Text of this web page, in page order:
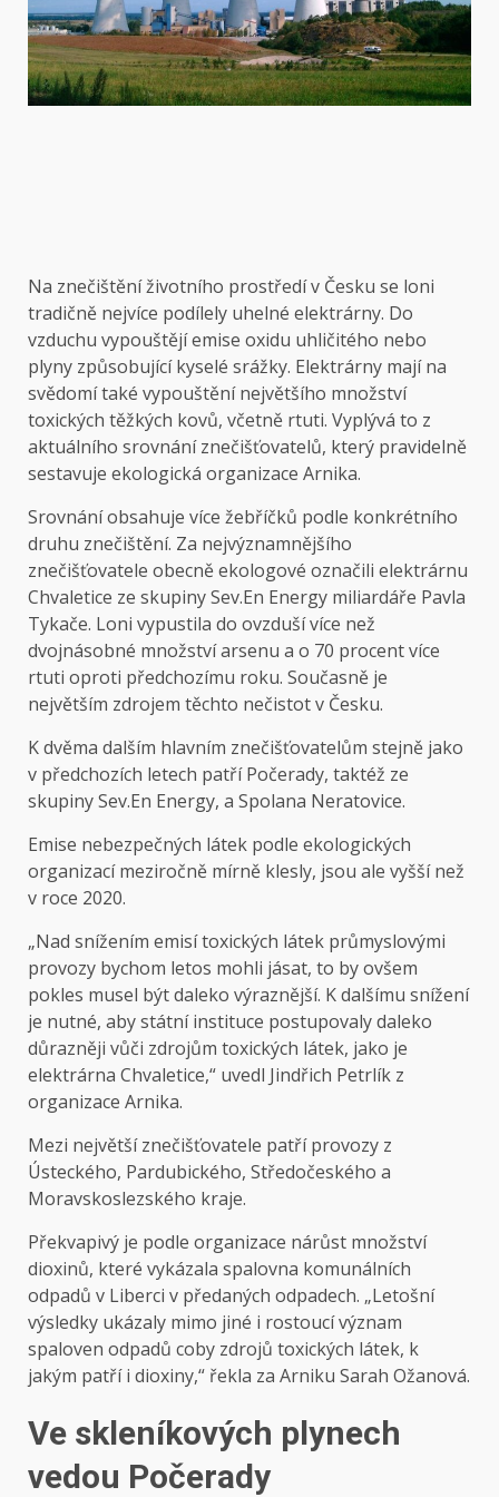
Na znečištění životního prostředí v Česku se loni
tradičně nejvíce podílely uhelné elektrárny. Do
vzduchu vypouštějí emise oxidu uhličitého nebo
plyny způsobující kyselé srážky. Elektrárny mají na
svědomí také vypouštění největšího množství
toxických těžkých kovů, včetně rtuti. Vyplývá to z
aktuálního srovnání znečišťovatelů, který pravidelně
sestavuje ekologická organizace Arnika.
Srovnáníobsahuje více žebříčků podle konkrétního
druhu znečištění. Za nejvýznamnějšího
znečišťovatele obecně ekologové označili elektrárnu
Chvaletice ze skupiny Sev.En Energy miliardáře Pavla
Tykače. Loni vypustila do ovzduší více než
dvojnásobné množství arsenu a o 70 procent více
rtuti oproti předchozímu roku. Současně je
největším zdrojem těchto nečistot v Česku.
K dvěma dalším hlavním znečišťovatelům stejně jako
v předchozích letech patří Počerady, taktéž ze
skupiny Sev.En Energy, a Spolana Neratovice.
Emise nebezpečných látek podle ekologických
organizací meziročně mírně klesly, jsou ale vyšší než
v roce 2020.
„Nad snížením emisí toxických látek průmyslovými
provozy bychom letos mohli jásat, to by ovšem
pokles musel být daleko výraznější. K dalšímu snížení
je nutné, aby státní instituce postupovaly daleko
důrazněji vůči zdrojům toxických látek, jako je
elektrárna Chvaletice,“ uvedl Jindřich Petrlík z
organizace Arnika.
Mezi největší znečišťovatele patří provozy z
Ústeckého, Pardubického, Středočeského a
Moravskoslezského kraje.
Překvapivý je podle organizace nárůst množství
dioxinů, které vykázala spalovna komunálních
odpadů v Liberci v předaných odpadech. „Letošní
výsledky ukázaly mimo jiné i rostoucí význam
spaloven odpadů coby zdrojů toxických látek, k
jakým patří i dioxiny,“ řekla za Arniku Sarah Ožanová.
Ve skleníkových plynech
vedou Počerady